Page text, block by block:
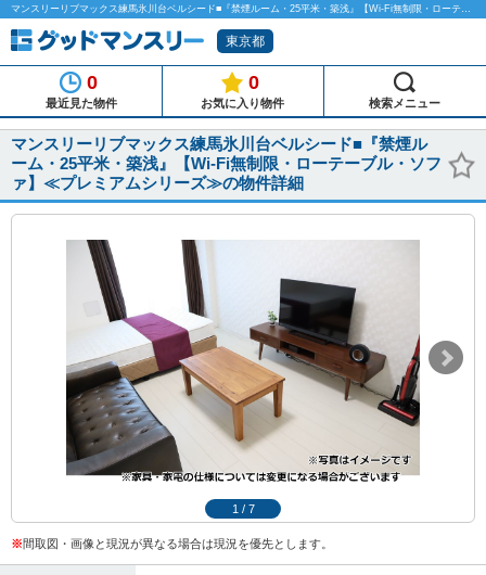
マンスリーリブマックス練馬氷川台ベルシード■『禁煙ルーム・25平米・築浅』【Wi-Fi無制限・ローテーブル・ソファ】≪プレミアムシリーズ≫のマンスリーマンション物件詳細「グッドマンスリー」
東京都
0
最近見た物件
0
お気に入り物件 検索メニュー
マンスリーリブマックス練馬氷川台ベルシード■『禁煙ル
ーム・25平米・築浅』【Wi-Fi無制限・ローテーブル・ソフ
ァ】≪プレミアムシリーズ≫の物件詳細
1 / 7
※間取図・画像と現況が異なる場合は現況を優先とします。